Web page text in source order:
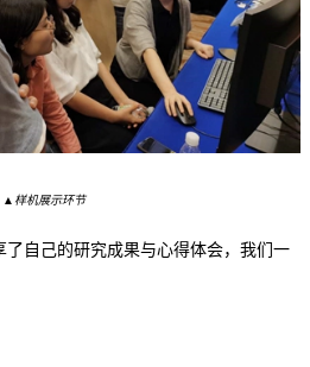
▲ 样机展示环节
了自己的研究成果与心得体会，我们一